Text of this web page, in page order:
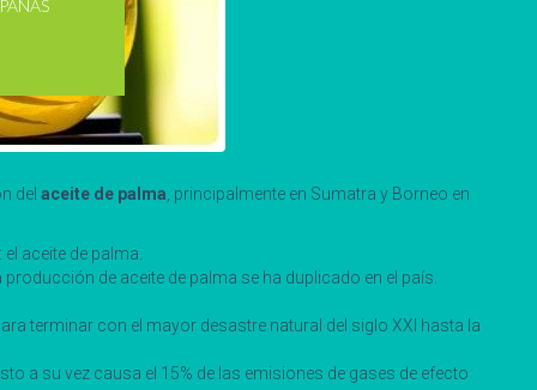
del aceite de palma , principalmente en Sumatra y Borneo en
aceite de palma.
de aceite de palma se ha duplicado en el país.
terminar con el mayor desastre natural del siglo XXI hasta la
a su vez causa el 15% de las emisiones de gases de efecto